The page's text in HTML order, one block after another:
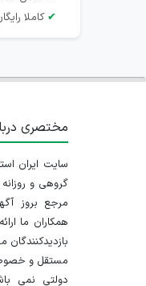
✔کاملا
مختصری
گروهی و
مرجع بروز
همکاران ما
مستقل و
دولتی نمی